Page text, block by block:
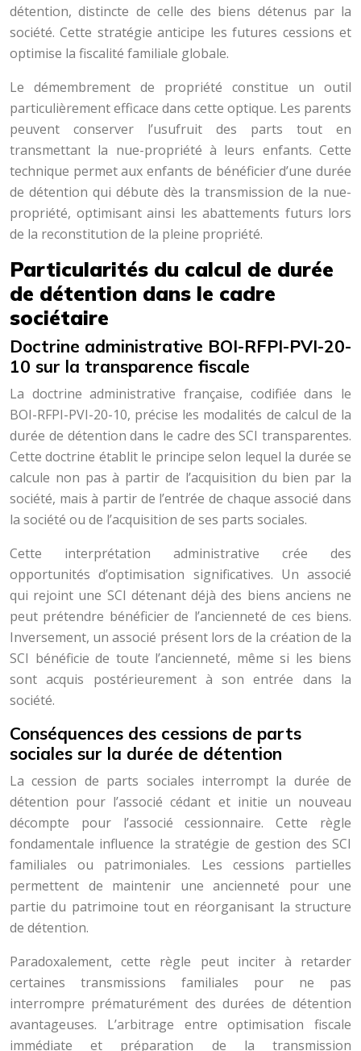
détention, distincte de celle des biens détenus par la
société. Cette stratégie anticipe les futures cessions et
optimise la fiscalité familiale globale.
Le démembrement de propriété constitue un outil
particulièrement efficace dans cette optique. Les parents
peuvent conserver l’usufruit des parts tout en
transmettant la nue-propriété à leurs enfants. Cette
technique permet aux enfants de bénéficier d’une durée
de détention qui débute dès la transmission de la nue-
propriété, optimisant ainsi les abattements futurs lors
de la reconstitution de la pleine propriété.
Particularités du calcul de durée
de détention dans le cadre
sociétaire
Doctrine administrative BOI-RFPI-PVI-20-
10 sur la transparence fiscale
La doctrine administrative française, codifiée dans le
BOI-RFPI-PVI-20-10, précise les modalités de calcul de la
durée de détention dans le cadre des SCI transparentes.
Cette doctrine établit le principe selon lequel la durée se
calcule non pas à partir de l’acquisition du bien par la
société, mais à partir de l’entrée de chaque associé dans
la société ou de l’acquisition de ses parts sociales.
Cette interprétation administrative crée des
opportunités d’optimisation significatives. Un associé
qui rejoint une SCI détenant déjà des biens anciens ne
peut prétendre bénéficier de l’ancienneté de ces biens.
Inversement, un associé présent lors de la création de la
SCI bénéficie de toute l’ancienneté, même si les biens
sont acquis postérieurement à son entrée dans la
société.
Conséquences des cessions de parts
sociales sur la durée de détention
La cession de parts sociales interrompt la durée de
détention pour l’associé cédant et initie un nouveau
décompte pour l’associé cessionnaire. Cette règle
fondamentale influence la stratégie de gestion des SCI
familiales ou patrimoniales. Les cessions partielles
permettent de maintenir une ancienneté pour une
partie du patrimoine tout en réorganisant la structure
de détention.
Paradoxalement, cette règle peut inciter à retarder
certaines transmissions familiales pour ne pas
interrompre prématurément des durées de détention
avantageuses. L’arbitrage entre optimisation fiscale
immédiate et préparation de la transmission